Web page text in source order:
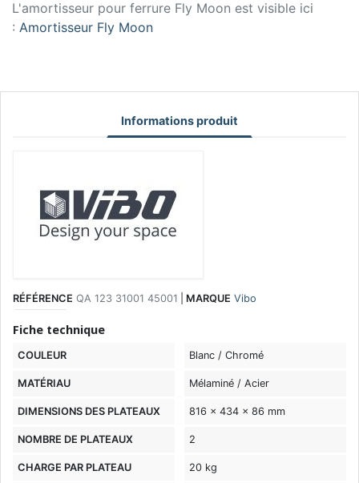
L'amortisseur pour ferrure Fly Moon est visible ici
: Amortisseur Fly Moon
Informations produit
RÉFÉRENCE QA 123 31001 45001 MARQUE Vibo
Fiche technique
COULEUR Blanc / Chromé
MATÉRIAU Mélaminé / Acier
DIMENSIONS DES PLATEAUX 816 x 434 x 86 mm
NOMBRE DE PLATEAUX 2
CHARGE PAR PLATEAU 20 kg